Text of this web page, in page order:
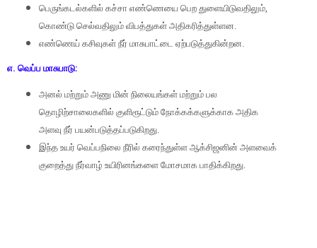
பெருங்கடல்களில் கச்சா எண்ணெயை பெற துளையிடுவதிலும்
கொண்டு செல்வதிலும் விபத்துகள் அதிகரித்துள்ளன.
எண்ணெய் கசிவுகள் நீர் மாசுபாட்டை ஏற்படுத்துகின்றன.
எ. வெப்ப மாசுபாடு:
அனல் மற்றும் அணு மின் நிலையங்கள் மற்றும் பல
தொழிற்சாலைகளில் குளிரூட்டும் நோக்கக்களுக்காக அதிக
அளவு நீர் பயன்படுத்தப்படுகிறது.
இந்த உயர் வெப்பநிலை நீரில் கரைந்துள்ள ஆக்சிஜனின் அளவைக்
குறைத்து நீர்வாழ் உயிரினங்களை மோசமாக பாதிக்கிறது.